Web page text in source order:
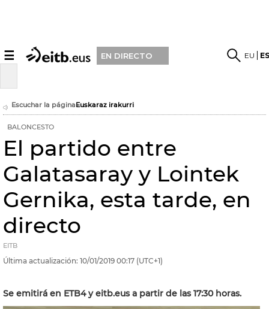
☰ EN DIRECTO EU
Escuchar la páginaEuskaraz irakurri
BALONCESTO
El partido entre
Galatasaray y Lointek
Gernika, esta tarde, en
directo
EITB
Última actualización: 10/01/2019 00:17 (UTC+1)
Se emitirá en ETB4 y eitb.eus a partir de las 17:30 horas.